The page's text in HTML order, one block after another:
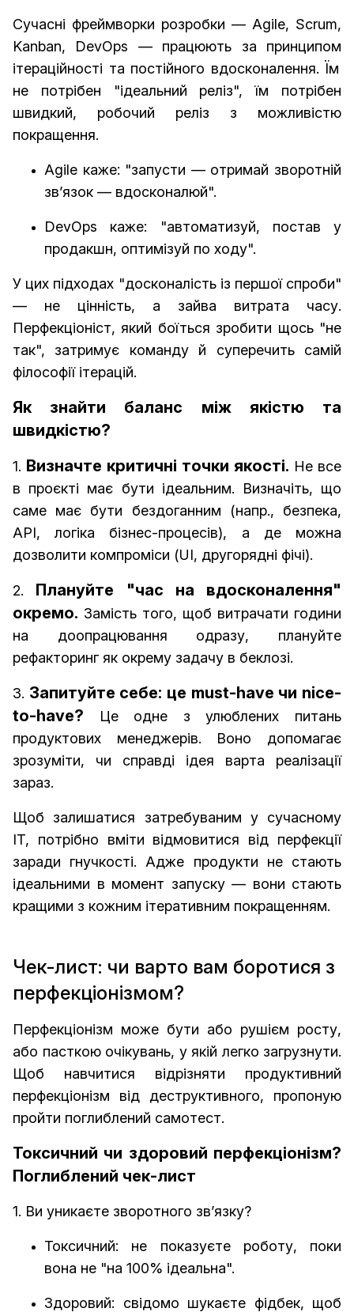
Сучасні фреймворки розробки — Agile, Scrum,
Kanban, DevOps — працюють за принципом
ітераційності та постійного вдосконалення. Їм
не потрібен "ідеальний реліз", їм потрібен
швидкий, робочий реліз з можливістю
покращення.
Agile каже: "запусти — отримай зворотній
зв’язок — вдосконалюй".
DevOps каже: "автоматизуй, постав у
продакшн, оптимізуй по ходу".
У цих підходах "досконалість із першої спроби"
— не цінність, а зайва витрата часу.
Перфекціоніст, який боїться зробити щось "не
так", затримує команду й суперечить самій
філософії ітерацій.
Як знайти баланс між якістю та
швидкістю?
1. Визначте критичні точки якості. Не все
в проєкті має бути ідеальним. Визначіть, що
саме має бути бездоганним (напр., безпека,
API, логіка бізнес-процесів), а де можна
дозволити компроміси (UI, другорядні фічі).
2. Плануйте "час на вдосконалення"
окремо. Замість того, щоб витрачати години
на доопрацювання одразу, плануйте
рефакторинг як окрему задачу в беклозі.
3. Запитуйте себе: це must-have чи nice-
to-have?
Це одне з улюблених питань
продуктових менеджерів. Воно допомагає
зрозуміти, чи справді ідея варта реалізації
зараз.
Щоб залишатися затребуваним у сучасному
IT, потрібно вміти відмовитися від перфекції
заради гнучкості. Адже продукти не стають
ідеальними в момент запуску — вони стають
кращими з кожним ітеративним покращенням.
Чек-лист: чи варто вам боротися з
перфекціонізмом?
Перфекціонізм може бути або рушієм росту,
або пасткою очікувань, у якій легко загрузнути.
Щоб навчитися відрізняти продуктивний
перфекціонізм від деструктивного, пропоную
пройти поглиблений самотест.
Токсичний чи здоровий перфекціонізм?
Поглиблений чек-лист
1. Ви уникаєте зворотного зв’язку?
Токсичний: не показуєте роботу, поки
вона не "на 100% ідеальна".
Здоровий: свідомо шукаєте фідбек, щоб